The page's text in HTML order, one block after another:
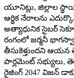
యూనిట్లు, జిల్లాల
ఆర్థిక నేరాలను
అత్యాధునిక సైబర్‌
రంగంలో జర్మనీ
తీసుకెళ్తుందని
‌పార్లమెంట్‌ ‌సభ్యులు,
రైజింగ్‌ 2047 ‌విజన్‌